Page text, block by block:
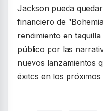
Jackson pueda
financiero de
rendimiento en
público por las
nuevos lanzamientos
éxitos en los próximos